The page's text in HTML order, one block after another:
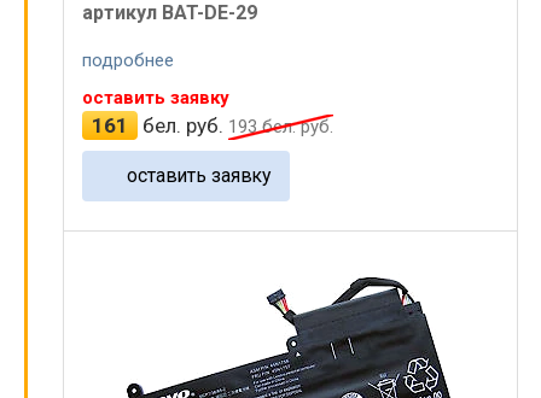
артикул BAT-DE-29
подробнее
оставить заявку
161 бел. руб. 193бел. руб.
оставить заявку